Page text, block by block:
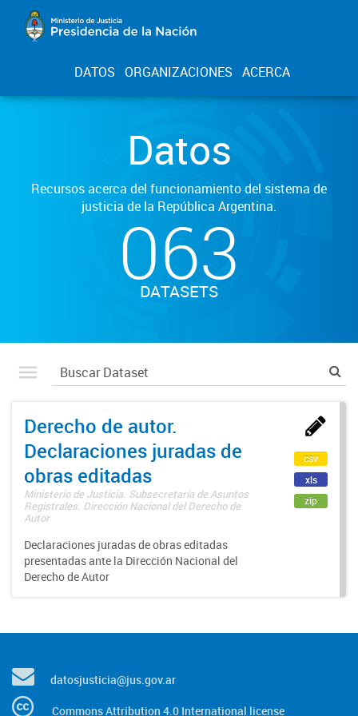
DATOS ORGANIZACIONES ACERCA
Datos
Recursos acerca del funcionamiento del sistema de
justicia de la República Argentina.
063
DATASETS
Derecho de autor.
Declaraciones juradas de
obras editadas
Ministerio de Justicia. Subsecretaría de Asuntos
Registrales. Dirección Nacional del Derecho de
Autor
Declaraciones juradas de obras editadas
presentadas ante la Dirección Nacional del
Derecho de Autor
csv
xls
zip
datosjusticia@jus.gov.ar
Commons Attribution 4.0 International license